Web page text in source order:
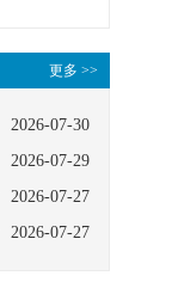
更多 >>
2026-07-30
2026-07-29
2026-07-27
2026-07-27